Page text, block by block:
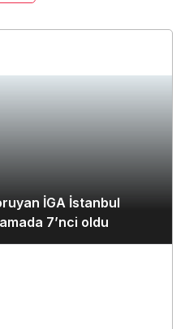
İGA İstanbul
7’nci oldu